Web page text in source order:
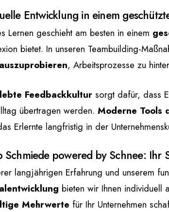
Entwicklung in einem
Lernen geschieht am besten in einem
bietet. In unseren Teambuilding-
, Arbeitsprozesse zu
Feedbackkultur sorgt dafür, dass
übertragen werden. Moderne Tools
Erlernte langfristig in der
Schmiede powered by Schnee: Ihr
langjährigen Erfahrung und unserem
bieten wir Ihnen individuell
Mehrwerte für Ihr Unternehmen